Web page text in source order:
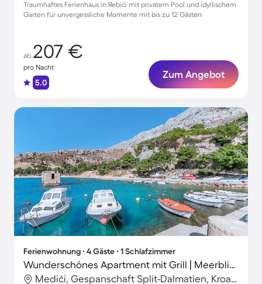
Traumhaftes Ferienhaus in Rebići mit privatem Pool und idyllischem
Garten für unvergessliche Momente mit bis zu 12 Gästen
ab 207 €
pro Nacht
5.0
Zum Angebot
Ferienwohnung ∙ 4 Gäste ∙ 1 Schlafzimmer
Wunderschönes Apartment mit Grill | Meerblick
Medići, Gespanschaft Split-Dalmatien, Kroatien